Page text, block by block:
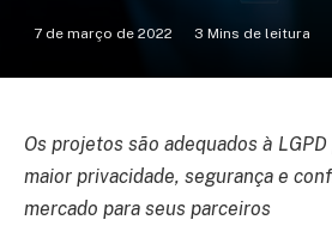
7 de março de 2022 3 Mins de leitura
Os projetos são adequados à
maior privacidade, segurança e
mercado para seus parceiros